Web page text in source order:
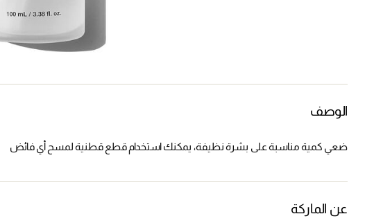
الوصف
ضعي كمية مناسبة على بشرة نظيفة، يمكنك استخدام قطع قطنية لمسح أي فائض
عن الماركة